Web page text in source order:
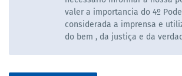
valer a importancia do 4º
considerada a imprensa e
do bem , da justiça e da